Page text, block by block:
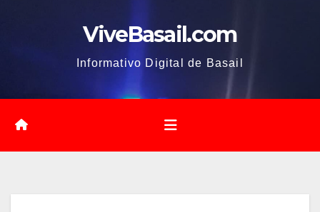
ViveBasail.com
Informativo Digital de Basail